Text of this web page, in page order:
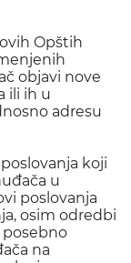
Opštih
objavi nove
ili ih u
adresu
koji
u
poslovanja
osim odredbi
posebno
na